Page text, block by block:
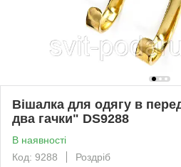
Вішалка для одягу в
два гачки" DS9288
В наявності
Код: 9288
Роздріб